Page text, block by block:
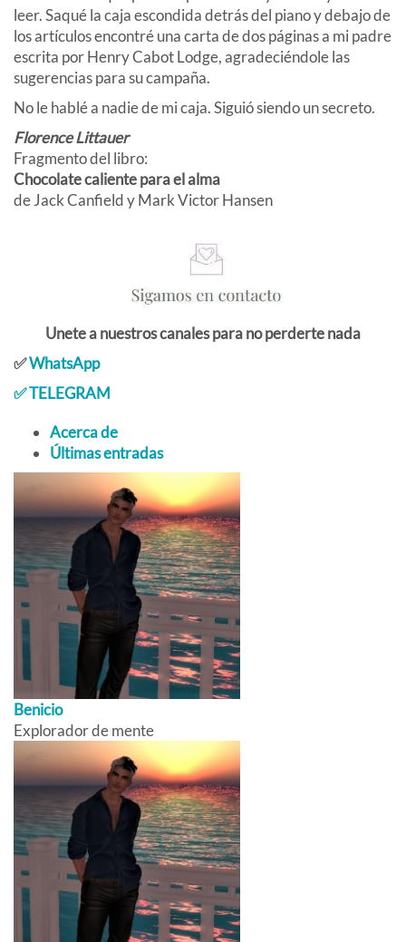
leer. Saqué la caja escondida detrás del piano y debajo de
los artículos encontré una carta de dos páginas a mi padre
escrita por Henry Cabot Lodge, agradeciéndole las
sugerencias para su campaña.
No le hablé a nadie de mi caja. Siguió siendo un secreto.
Florence Littauer
Fragmento del libro:
Chocolate caliente para el alma
de Jack Canfield y Mark Victor Hansen
Unete a nuestros canales para no perderte nada
✅WhatsApp
✅TELEGRAM
Acerca de
Últimas entradas
Benicio
Explorador de mente